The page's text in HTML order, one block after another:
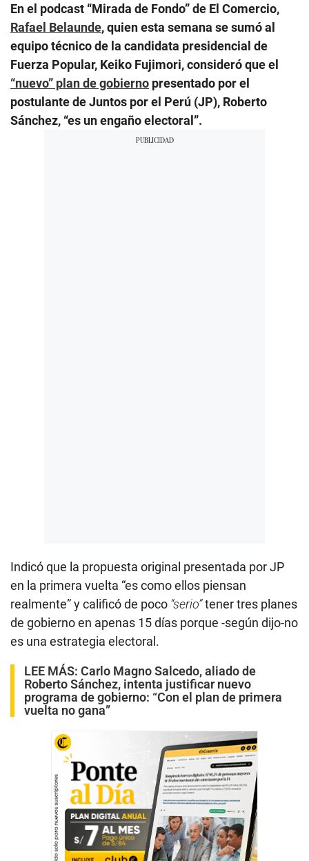
En el podcast “Mirada de Fondo” de El Comercio,
Rafael Belaunde, quien esta semana se sumó al
equipo técnico de la candidata presidencial de
Fuerza Popular, Keiko Fujimori, consideró que el
“nuevo” plan de gobierno presentado por el
postulante de Juntos por el Perú (JP), Roberto
Sánchez, “es un engaño electoral”.
Indicó que la propuesta original presentada por JP
en la primera vuelta “es como ellos piensan
realmente” y calificó de poco “serio”tener tres planes
de gobierno en apenas 15 días porque -según dijo-no
es una estrategia electoral.
LEE MÁS: Carlo Magno Salcedo, aliado de
Roberto Sánchez, intenta justificar nuevo
programa de gobierno: “Con el plan de primera
vuelta no gana”